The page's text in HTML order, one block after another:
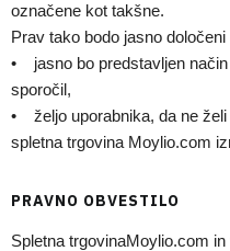
označene kot takšne.
Prav tako bodo jasno
• jasno bo predstavljen
sporočil,
• željo uporabnika, da ne
spletna trgovina Moylio.com
PRAVNO OBVESTILO
Spletna trgovinaMoylio.com